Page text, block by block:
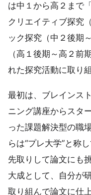
は中１から高２まで
クリエイティブ探究
ック探究（中２後
（高１後期～高２前
れた探究活動に取り
最初は、ブレインス
ニング講座からスタ
った課題解決型の職
らは“プレ大学”と称
先取りして論文にも
大成として、自分が
取り組んで論文に仕